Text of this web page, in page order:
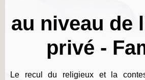
au niveau de
privé -
Le recul du religieux et la